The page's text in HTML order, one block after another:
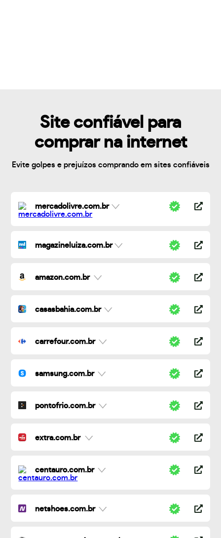
Site confiável para
comprar na internet
Evite golpes e prejuízos comprando em sites confiáveis
mercadolivre.com.br
magazineluiza.com.br
amazon.com.br
casasbahia.com.br
carrefour.com.br
samsung.com.br
pontofrio.com.br
extra.com.br
centauro.com.br
netshoes.com.br